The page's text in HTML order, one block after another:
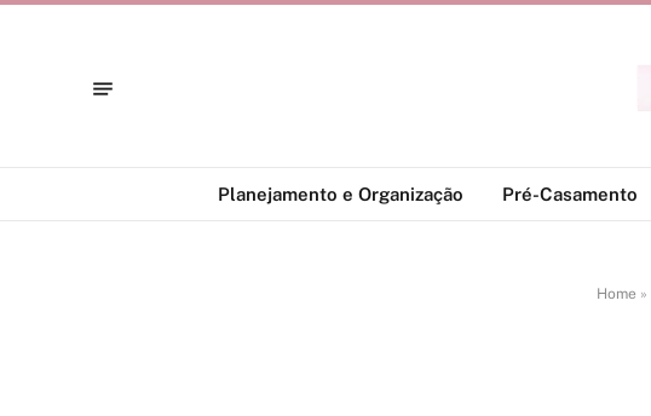
Planejamento e Organização Pré-Casamento
Home »